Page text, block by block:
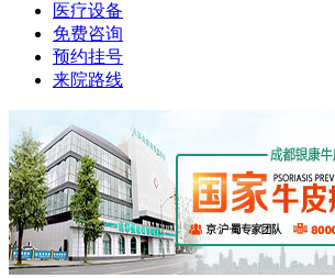
医疗设备
免费咨询
预约挂号
来院路线